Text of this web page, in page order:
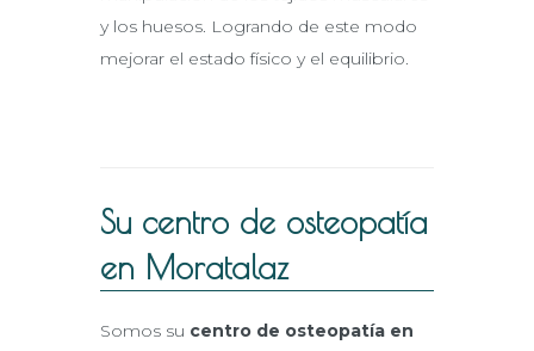
y los huesos. Logrando de este modo
mejorar el estado físico y el equilibrio.
Su centro de osteopatía
en Moratalaz
Somos su centro de osteopatía en